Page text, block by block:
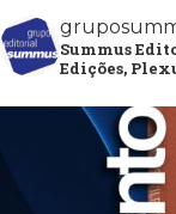
Summus
Edições,